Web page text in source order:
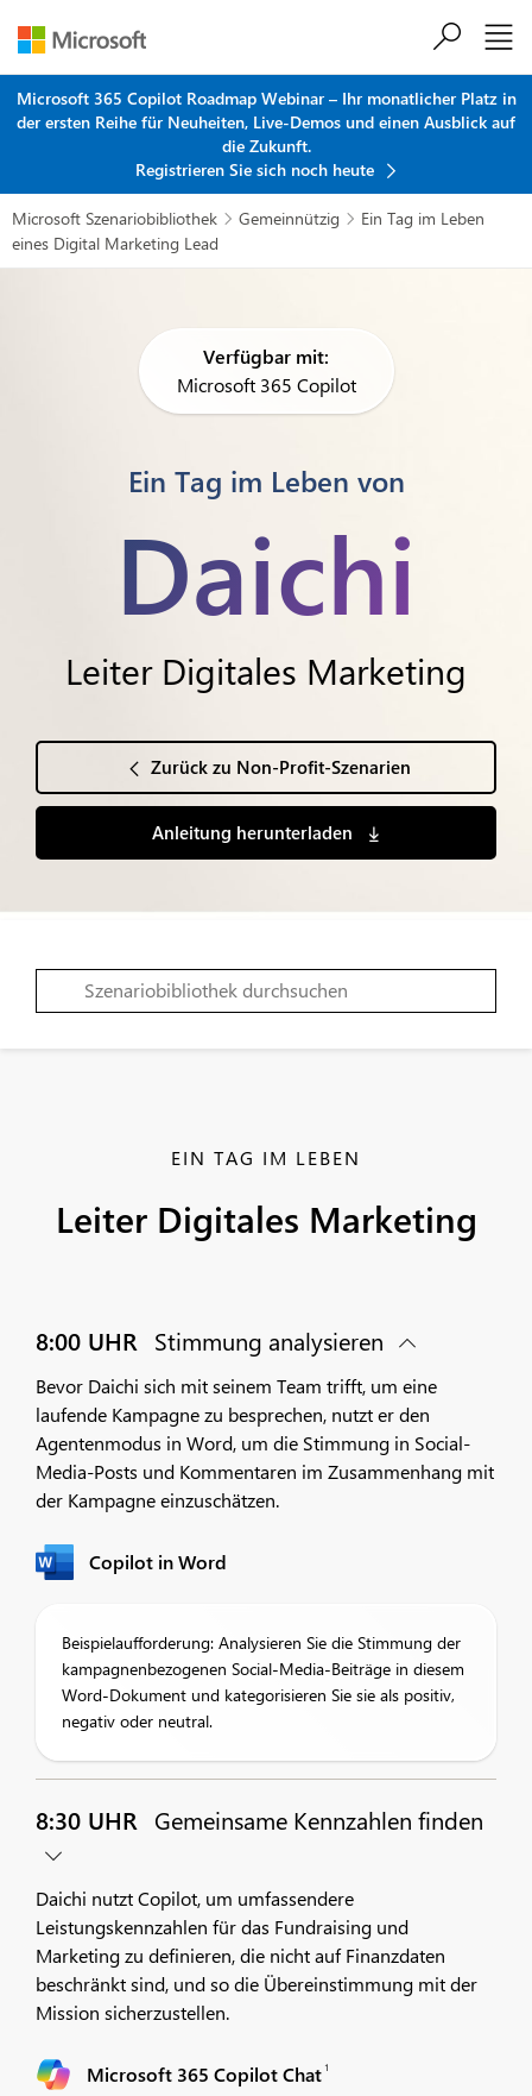
Microsoft 365 Copilot Roadmap Webinar – Ihr monatlicher Platz in
der ersten Reihe für Neuheiten, Live-Demos und einen Ausblick auf
die Zukunft.
Registrieren Sie sich noch heute
Microsoft Szenariobibliothek  Gemeinnützig 
Ein Tag im Leben
eines Digital Marketing Lead
Verfügbar mit:
Microsoft 365 Copilot
Ein Tag im Leben von
Daichi
Leiter Digitales Marketing
Zurück zu Non-Profit-Szenarien
Anleitung herunterladen
EIN TAG IM LEBEN
Leiter Digitales Marketing
8:00 UHR Stimmung analysieren
Bevor Daichi sich mit seinem Team trifft, um eine
laufende Kampagne zu besprechen, nutzt er den
Agentenmodus in Word, um die Stimmung in Social-
Media-Posts und Kommentaren im Zusammenhang mit
der Kampagne einzuschätzen.
Copilot in Word
Beispielaufforderung: Analysieren Sie die Stimmung der
kampagnenbezogenen Social-Media-Beiträge in diesem
Word-Dokument und kategorisieren Sie sie als positiv,
negativ oder neutral.
8:30 UHR Gemeinsame Kennzahlen finden
Daichi nutzt Copilot, um umfassendere
Leistungskennzahlen für das Fundraising und
Marketing zu definieren, die nicht auf Finanzdaten
beschränkt sind, und so die Übereinstimmung mit der
Mission sicherzustellen.
Microsoft 365 Copilot Chat 1